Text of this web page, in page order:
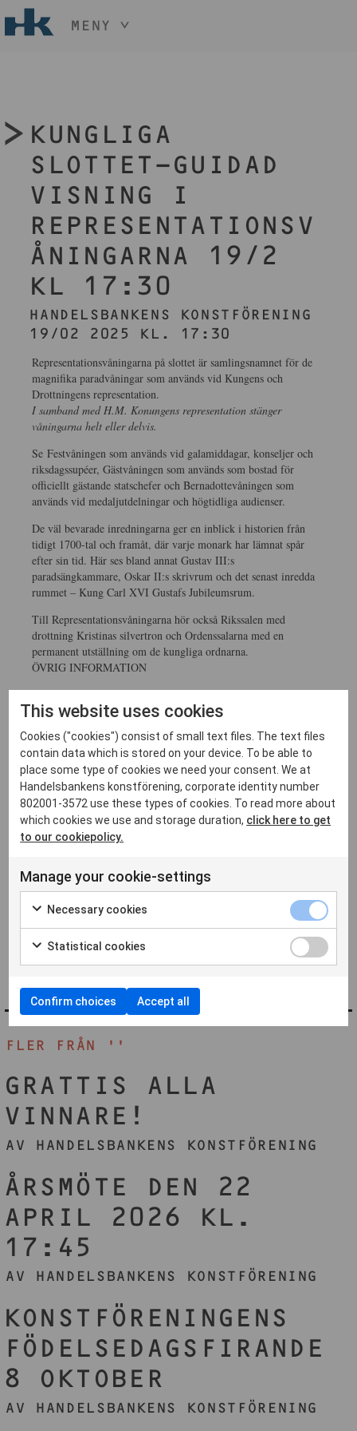
MENY
KONSTHANTVERK & DESIGN
EVENEMANG
MEDLEM
BLI MEDLEM
KUNGLIGA
SLOTTET-GUIDAD
VISNING I
REPRESENTATIONSV
ÅNINGARNA 19/2
KL 17:30
HANDELSBANKENS KONSTFÖRENING
19/02 2025 KL. 17:30
Representationsvåningarna på slottet är samlingsnamnet för de
magnifika paradvåningar som används vid Kungens och
Drottningens representation.
I samband med H.M. Konungens representation stänger
våningarna helt eller delvis.
Se Festvåningen som används vid galamiddagar, konseljer och
riksdagssupéer, Gästvåningen som används som bostad för
officiellt gästande statschefer och Bernadottevåningen som
används vid medaljutdelningar och högtidliga audienser.
De väl bevarade inredningarna ger en inblick i historien från
tidigt 1700-tal och framåt, där varje monark har lämnat spår
efter sin tid. Här ses bland annat Gustav III:s
paradsängkammare, Oskar II:s skrivrum och det senast inredda
rummet – Kung Carl XVI Gustafs Jubileumsrum.
Till Representationsvåningarna hör också Rikssalen med
drottning Kristinas silvertron och Ordenssalarna med en
permanent utställning om de kungliga ordnarna.
ÖVRIG INFORMATION
Guiden möter er vid entrén vid Yttre Borggården.
Anmälningskod
FLER FRÅN ''
GRATTIS ALLA
VINNARE!
AV HANDELSBANKENS KONSTFÖRENING
ÅRSMÖTE DEN 22
APRIL 2026 KL.
17:45
AV HANDELSBANKENS KONSTFÖRENING
KONSTFÖRENINGENS
FÖDELSEDAGSFIRANDE
8 OKTOBER
AV HANDELSBANKENS KONSTFÖRENING
This website uses cookies
Cookies ("cookies") consist of small text files. The text files
contain data which is stored on your device. To be able to
place some type of cookies we need your consent. We at
Handelsbankens konstförening, corporate identity number
802001-3572 use these types of cookies. To read more about
which cookies we use and storage duration, click here to get
to our cookiepolicy.
Manage your cookie-settings
Necessary cookies
Statistical cookies
Confirm choices Accept all